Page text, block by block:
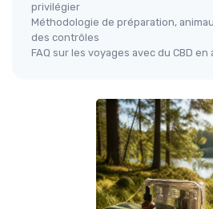
privilégier
Méthodologie de préparation,
des contrôles
FAQ sur les voyages avec du CBD en